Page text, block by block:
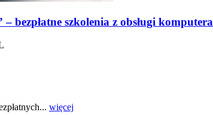
bezpłatne szkolenia z obsługi komputera
więcej